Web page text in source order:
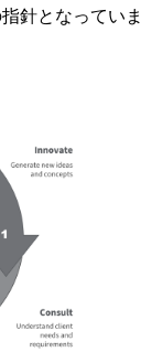
針となっていま